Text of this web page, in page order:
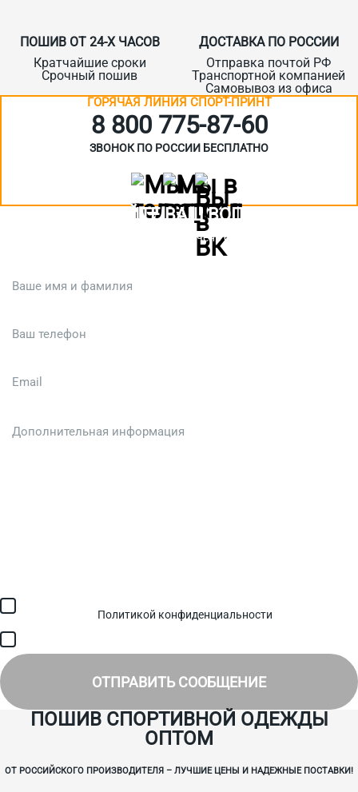
ПОШИВ ОТ 24-Х ЧАСОВ
Кратчайшие сроки
Срочный пошив
ДОСТАВКА ПО РОССИИ
Отправка почтой РФ
Транспортной компанией
Самовывоз из офиса
ГОРЯЧАЯ ЛИНИЯ СПОРТ-ПРИНТ
8 800 775‑87-60
ЗВОНОК ПО РОССИИ БЕСПЛАТНО
ЗАДАЙТЕ ВАШ ВОПРОС
Или кратко опишите ситуацию. Мы очень быстро свяжемся с вами
Политикой конфиденциальности
ОТПРАВИТЬ СООБЩЕНИЕ
ПОШИВ СПОРТИВНОЙ ОДЕЖДЫ
ОПТОМ
ОТ РОССИЙСКОГО ПРОИЗВОДИТЕЛЯ – ЛУЧШИЕ ЦЕНЫ И НАДЕЖНЫЕ ПОСТАВКИ!